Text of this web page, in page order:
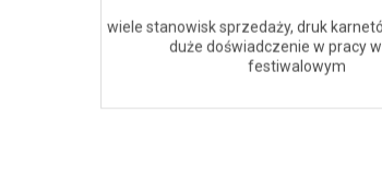
wiele stanowisk sprzedaży, druk
duże doświadczenie w pracy
festiwalowym